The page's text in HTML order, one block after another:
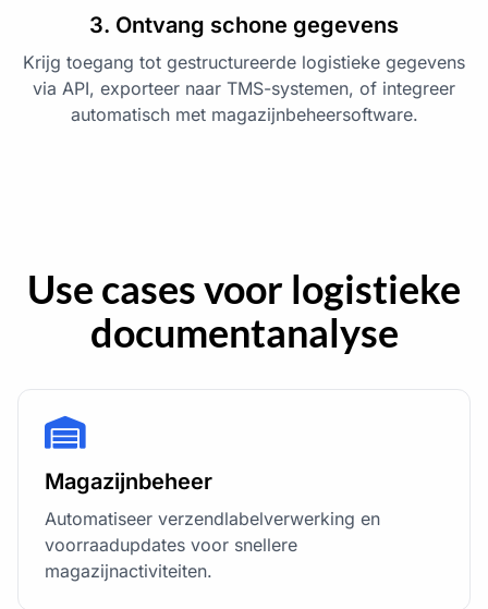
3. Ontvang schone gegevens
Krijg toegang tot gestructureerde logistieke gegevens
via API, exporteer naar TMS-systemen, of integreer
automatisch met magazijnbeheersoftware.
Use cases voor logistieke
documentanalyse
Magazijnbeheer
Automatiseer verzendlabelverwerking en
voorraadupdates voor snellere
magazijnactiviteiten.